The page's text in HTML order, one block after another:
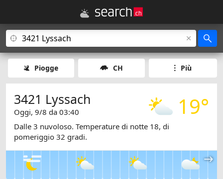
Piogge CH Più
19°
3421 Lyssach
Oggi, 9/8 da 03:40
Dalle 3 nuvoloso. Temperature di notte 18, di
pomeriggio 32 gradi.